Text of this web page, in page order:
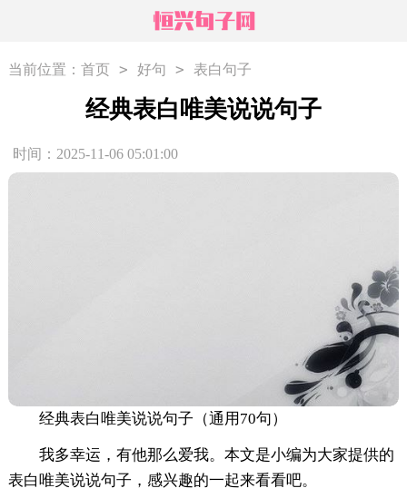
当前位置： 首页 > 好句 > 表白句子
经典表白唯美说说句子
时间：2025-11-06 05:01:00
经典表白唯美说说句子（通用70句）
我多幸运，有他那么爱我。本文是小编为大家提供的
表白唯美说说句子，感兴趣的一起来看看吧。